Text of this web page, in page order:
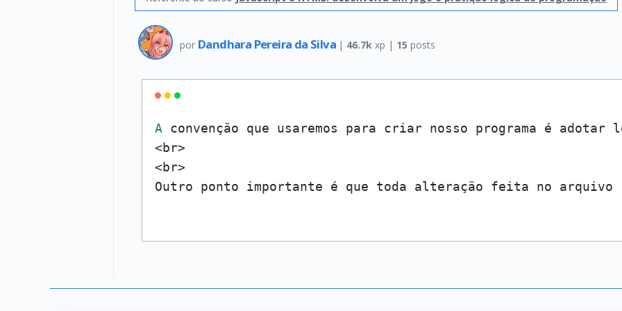
por Dandhara Pereira da Silva | 46.7k xp | 15 posts
A convenção que usaremos para criar nosso programa é
<br>
<br>
Outro ponto importante é que toda alteração feita no arquivo